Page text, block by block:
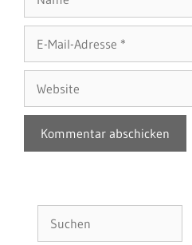
Mail-
Adresse